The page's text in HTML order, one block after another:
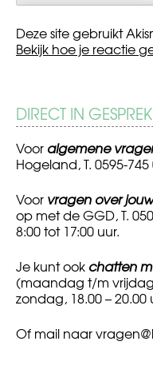
Deze site gebruikt
Bekijk hoe je reactie
DIRECT IN
Voor algemene
Hogeland, T. 0595-745
Voor vragen over
op met de GGD, T.
8:00 tot 17:00 uur.
Je kunt ook chatten
(maandag t/m
zondag, 18.00 – 20.00
Of mail naar